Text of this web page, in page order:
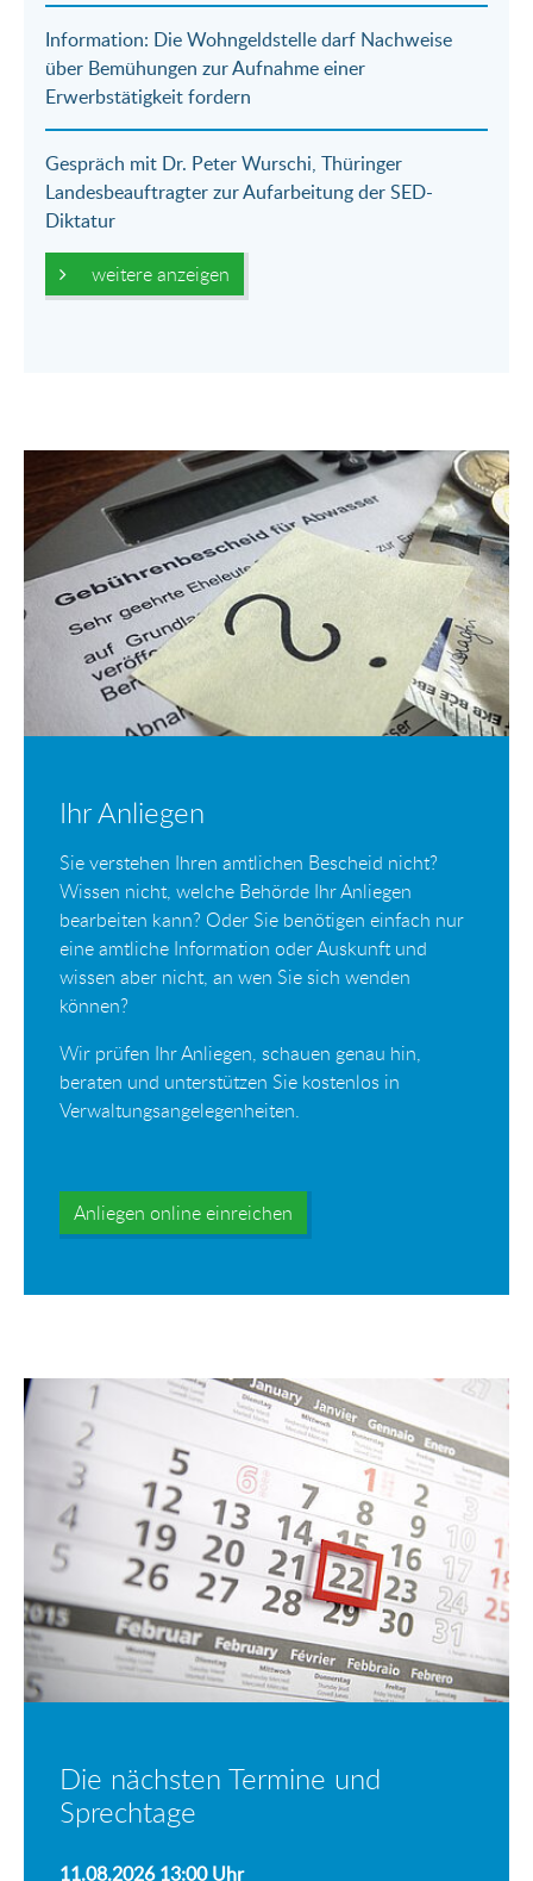
Information: Die Wohngeldstelle darf Nachweise
über Bemühungen zur Aufnahme einer
Erwerbstätigkeit fordern
Gespräch mit Dr. Peter Wurschi, Thüringer
Landesbeauftragter zur Aufarbeitung der SED-
Diktatur
weitere anzeigen
Ihr Anliegen
Sie verstehen Ihren amtlichen Bescheid nicht?
Wissen nicht, welche Behörde Ihr Anliegen
bearbeiten kann? Oder Sie benötigen einfach nur
eine amtliche Information oder Auskunft und
wissen aber nicht, an wen Sie sich wenden
können?
Wir prüfen Ihr Anliegen, schauen genau hin,
beraten und unterstützen Sie kostenlos in
Verwaltungsangelegenheiten.
Anliegen online einreichen
Die nächsten Termine und
Sprechtage
11.08.2026 13:00Uhr